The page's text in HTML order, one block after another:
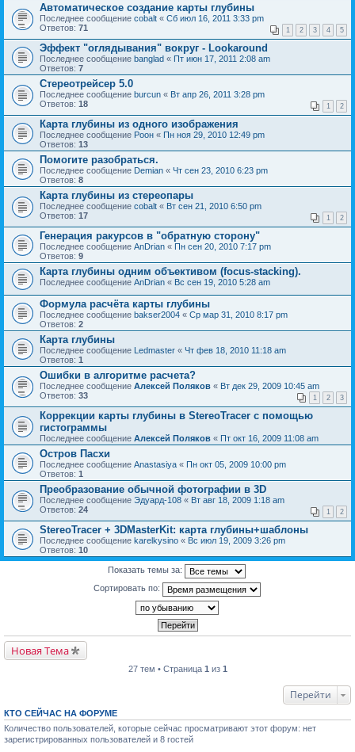
Автоматическое создание карты глубины
Последнее сообщение cobalt « Сб июл 16, 2011 3:33 pm
Ответов: 71 1 2 3 4 5
Эффект "оглядывания" вокруг - Lookaround
Последнее сообщение banglad « Пт июн 17, 2011 2:08 am
Ответов: 7
Стереотрейсер 5.0
Последнее сообщение burcun « Вт апр 26, 2011 3:28 pm
Ответов: 18 1 2
Карта глубины из одного изображения
Последнее сообщение Pоон « Пн ноя 29, 2010 12:49 pm
Ответов: 13
Помогите разобраться.
Последнее сообщение Demian « Чт сен 23, 2010 6:23 pm
Ответов: 8
Карта глубины из стереопары
Последнее сообщение cobalt « Вт сен 21, 2010 6:50 pm
Ответов: 17 1 2
Генерация ракурсов в "обратную сторону"
Последнее сообщение AnDrian « Пн сен 20, 2010 7:17 pm
Ответов: 9
Карта глубины одним объективом (focus-stacking).
Последнее сообщение AnDrian « Вс сен 19, 2010 5:28 am
Формула расчёта карты глубины
Последнее сообщение bakser2004 « Ср мар 31, 2010 8:17 pm
Ответов: 2
Карта глубины
Последнее сообщение Ledmaster « Чт фев 18, 2010 11:18 am
Ответов: 1
Ошибки в алгоритме расчета?
Последнее сообщение Алексей Поляков « Вт дек 29, 2009 10:45 am
Ответов: 33 1 2 3
Коррекции карты глубины в StereoTracer с помощью
гистограммы
Последнее сообщение Алексей Поляков « Пт окт 16, 2009 11:08 am
Остров Пасхи
Последнее сообщение Anastasiya « Пн окт 05, 2009 10:00 pm
Ответов: 1
Преобразование обычной фотографии в 3D
Последнее сообщение Эдуард-108 « Вт авг 18, 2009 1:18 am
Ответов: 24 1 2
StereoTracer + 3DMasterKit: карта глубины+шаблоны
Последнее сообщение karelkysino « Вс июл 19, 2009 3:26 pm
Ответов: 10
Показать темы за:
Сортировать по:
Новая Тема
27 тем • Страница 1 из 1
Перейти
КТО СЕЙЧАС НА ФОРУМЕ
Количество пользователей, которые сейчас просматривают этот форум: нет
зарегистрированных пользователей и 8 гостей